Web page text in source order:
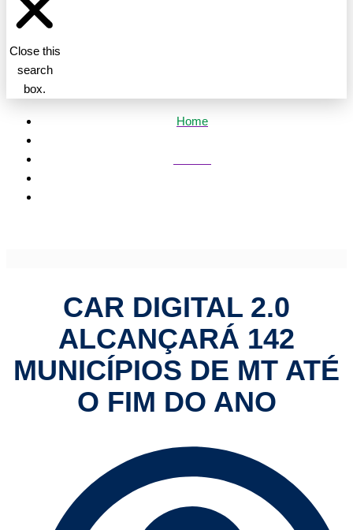
Close this
search
box.
Home
CAR DIGITAL 2.0
ALCANÇARÁ 142
MUNICÍPIOS DE MT ATÉ
O FIM DO ANO